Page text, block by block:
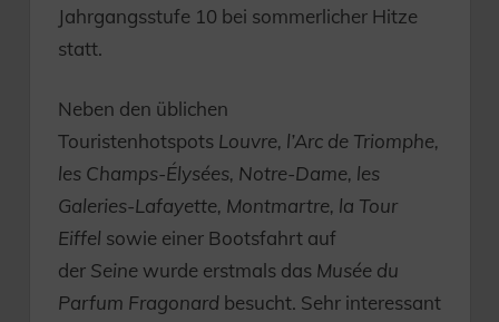
Jahrgangsstufe 10 bei sommerlicher Hitze
statt.
Neben den üblichen
Touristenhotspots Louvre, l’Arc de Triomphe,
les Champs-Élysées, Notre-Dame, les
Galeries-Lafayette, Montmartre, la Tour
Eiffel sowie einer Bootsfahrt auf
der Seine wurde erstmals das Musée du
Parfum Fragonard besucht. Sehr interessant